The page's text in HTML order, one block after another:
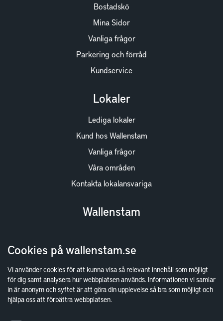
Cookies på wallenstam.se
Vi använder cookies för att kunna visa så relevant innehåll som möjligt
för dig samt analysera hur webbplatsen används. Informationen vi samlar
in är anonym och syftet är att göra din upplevelse så bra som möjligt och
hjälpa oss att förbättra webbplatsen.
Bostadskö
Mina Sidor
Vanliga frågor
Parkering och förråd
Kundservice
Lokaler
Lediga lokaler
Kund hos Wallenstam
Vanliga frågor
Våra områden
Kontakta lokalansvariga
Wallenstam
Finansiella rapporter
Sök fakturamottagare
Våra fastigheter
Hållbarhet